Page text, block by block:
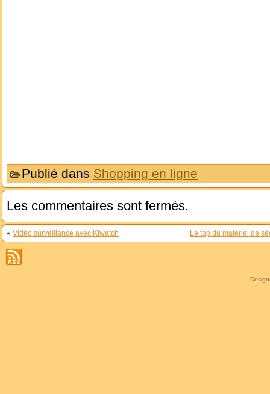
Publié dans Shopping en ligne
Les commentaires sont fermés.
« Vidéo surveillance avec Kiwatch Le top du matériel de